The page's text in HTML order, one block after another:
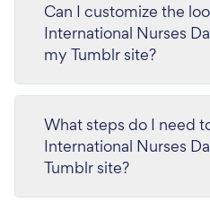
Can I customize the
International Nurses
my Tumblr site?
What steps do I need
International Nurses
Tumblr site?